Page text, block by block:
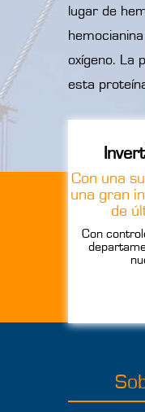
lugar de
oxígeno. La
esta
Con una
una gran
de
Con